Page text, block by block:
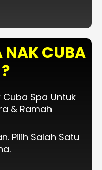
NAK CUBA
Cuba Spa Untuk
& Ramah
Pilih Salah Satu